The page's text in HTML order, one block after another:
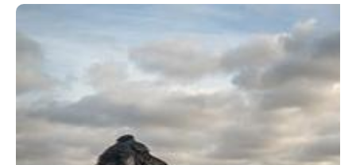
Urlaub mit Hund in Frankreich